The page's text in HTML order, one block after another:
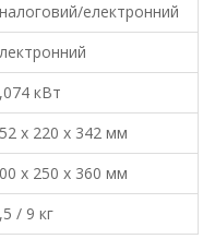
електронний
кВт
x 220 x 342 мм
x 250 x 360 мм
/ 9 кг